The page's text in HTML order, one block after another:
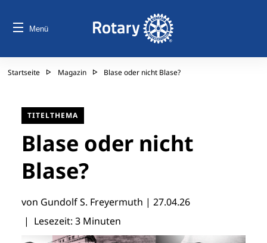
Menü
Startseite Magazin Blase oder nicht Blase?
TITELTHEMA
Blase oder nicht
Blase?
von Gundolf S. Freyermuth | 27.04.26
| Lesezeit: 3 Minuten